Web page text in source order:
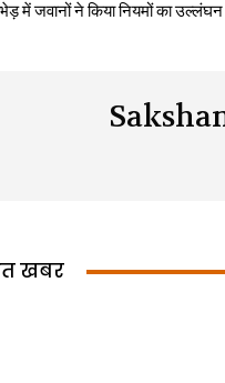
में जवानों ने किया नियमों का उल्लंघन
खबर